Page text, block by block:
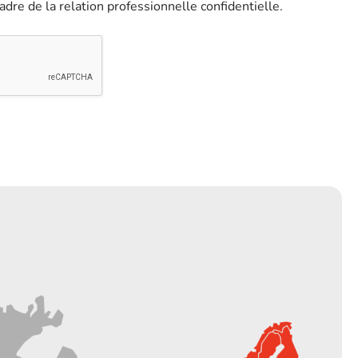
de la relation professionnelle confidentielle.